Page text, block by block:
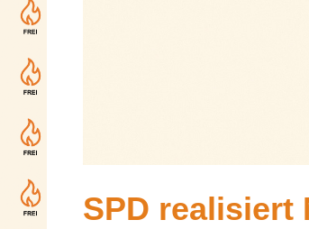
SPD realisiert